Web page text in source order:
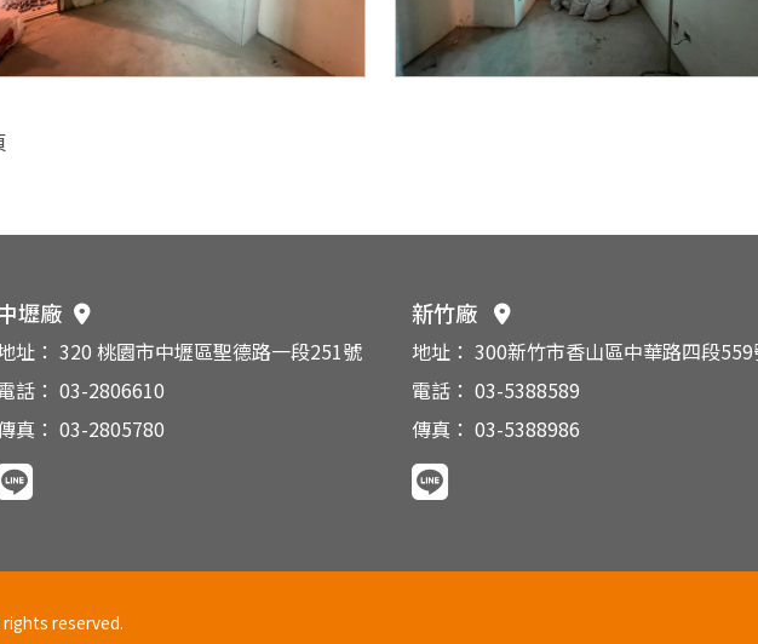
壢廠
址： 320 桃園市中壢區聖德路一段251號
話： 03-2806610
真： 03-2805780
新竹廠
地址： 300新竹市香山區中華路四段559
電話： 03-5388589
傳真： 03-5388986
reserved.